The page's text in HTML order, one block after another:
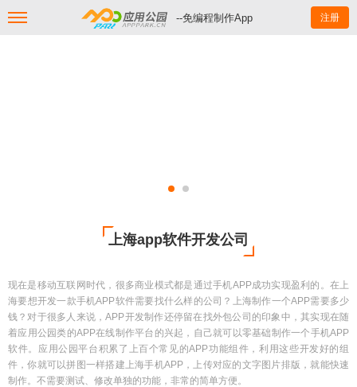
--免编程制作App 注册
上海app软件开发公司
现在是移动互联网时代，很多商业模式都是通过手机APP成功实现盈利的。在上
海要想开发一款手机APP软件需要找什么样的公司？上海制作一个APP需要多少
钱？对于很多人来说，APP开发制作还停留在找外包公司的印象中，其实现在随
着应用公园类的APP在线制作平台的兴起，自己就可以零基础制作一个手机APP
软件。应用公园平台积累了上百个常见的APP功能组件，利用这些开发好的组
件，你就可以拼图一样搭建上海手机APP，上传对应的文字图片排版，就能快速
制作。不需要测试、修改单独的功能，非常的简单方便。